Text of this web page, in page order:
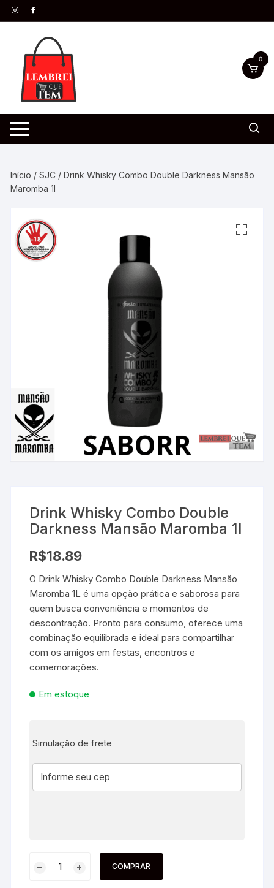
0
Início /SJC / Drink Whisky Combo Double Darkness Mansão
Maromba 1l
Drink Whisky Combo Double
Darkness Mansão Maromba 1l
R$18.89
O Drink Whisky Combo Double Darkness Mansão
Maromba 1L é uma opção prática e saborosa para
quem busca conveniência e momentos de
descontração. Pronto para consumo, oferece uma
combinação equilibrada e ideal para compartilhar
com os amigos em festas, encontros e
comemorações.
Em estoque
Simulação de frete
COMPRAR